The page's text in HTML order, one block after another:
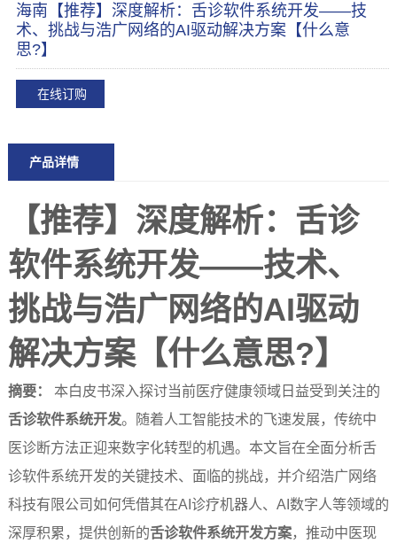
海南【推荐】深度解析：舌诊软件系统开发——技
术、挑战与浩广网络的AI驱动解决方案【什么意
思?】
在线订购
产品详情
【推荐】深度解析：舌诊
软件系统开发——技术、
挑战与浩广网络的AI驱动
解决方案【什么意思?】
摘要：
本白皮书深入探讨当前医疗健康领域日益受到关注的
舌诊软件系统开发。随着人工智能技术的飞速发展，传统中
医诊断方法正迎来数字化转型的机遇。本文旨在全面分析舌
诊软件系统开发的关键技术、面临的挑战，并介绍浩广网络
科技有限公司如何凭借其在AI诊疗机器人、AI数字人等领域的
深厚积累，提供创新的舌诊软件系统开发方案，推动中医现